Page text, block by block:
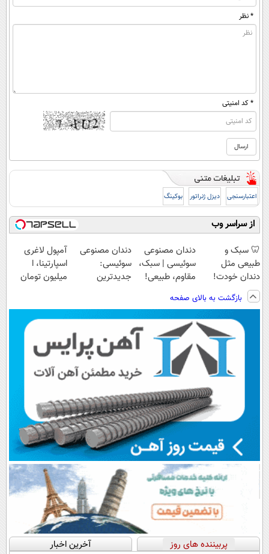
* نظر
* کد امنیتی
اعتبارسنجی دیزل ژنراتور بوکینگ
از سراسر وب
🦷 سبک و
طبیعی مثل
دندان خودت!
نصب آسان و
پرداخت اقساطی
💳 📍 تهران
دندان مصنوعی
سوئیسی | سبک،
مقاوم، طبیعی!
رایگان+پرداخت
اقساطی😍
دندان مصنوعی
سوئیسی:
جدیدترین
پرداخت قسطی
آمپول لاغری
اسپارتینا، ا
میلیون تومان
بازگشت به بالای صفحه
پربیننده های روز آخرین اخبار